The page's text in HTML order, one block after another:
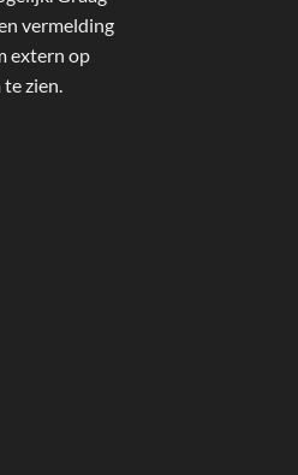
vermelding
extern op
zien.